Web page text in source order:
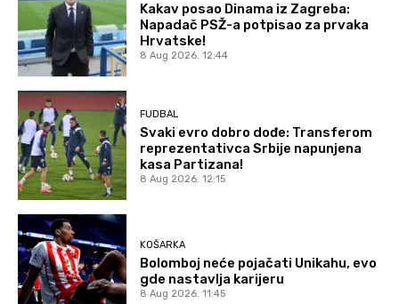
Kakav posao Dinama iz Zagreba:
Napadač PSŽ-a potpisao za prvaka
Hrvatske!
8 Aug 2026. 12:44
FUDBAL
Svaki evro dobro dođe: Transferom
reprezentativca Srbije napunjena
kasa Partizana!
8 Aug 2026. 12:15
KOŠARKA
Bolomboj neće pojačati Unikahu, evo
gde nastavlja karijeru
8 Aug 2026. 11:45